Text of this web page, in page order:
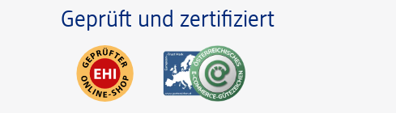
Geprüft und zertifiziert